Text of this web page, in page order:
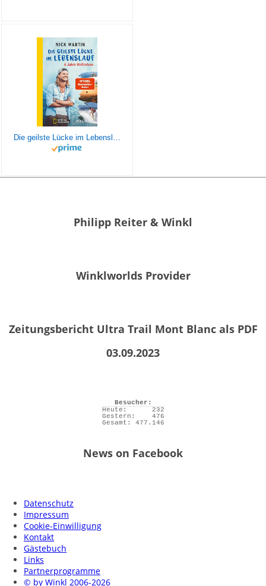
Die geilste Lücke im Lebenslauf: 6 Jahre Weltreisen | Der erfolgreiche Reisebericht erstmals im Taschenbuch
Philipp Reiter & Winkl
Winklworlds Provider
Zeitungsbericht Ultra Trail Mont Blanc als PDF
03.09.2023
Besucher:
Heute:
232
Gestern:
476
Gesamt:
477.146
News on Facebook
Datenschutz
Impressum
Cookie-Einwilligung
Kontakt
Gästebuch
Links
Partnerprogramme
© by Winkl 2006-2026